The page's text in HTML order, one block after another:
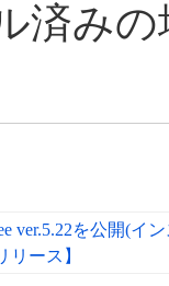
済み
ver.5.22を公開(
リース】